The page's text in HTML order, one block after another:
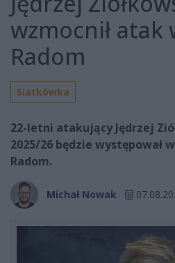
wzmocnił atak
Radom
Siatkówka
22-letni atakujący Jędrzej
2025/26 będzie występował
Radom.
Michał Nowak